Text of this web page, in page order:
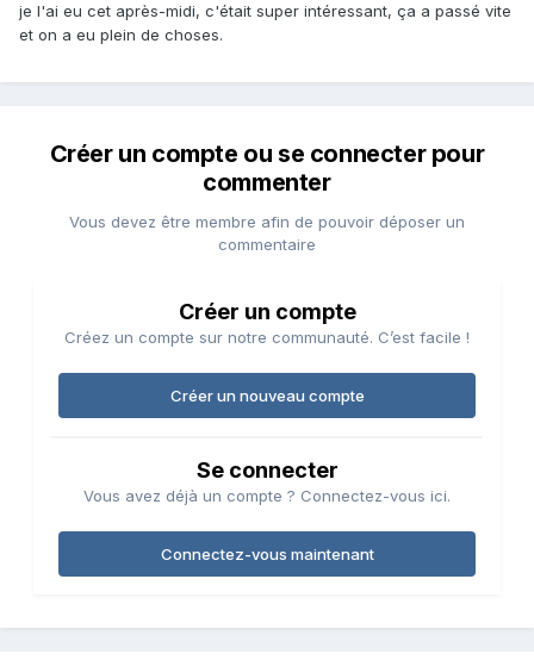
je l'ai eu cet après-midi, c'était super intéressant, ça a passé vite
et on a eu plein de choses.
Créer un compte ou se connecter pour
commenter
Vous devez être membre afin de pouvoir déposer un
commentaire
Créer un compte
Créez un compte sur notre communauté. C’est facile !
Créer un nouveau compte
Se connecter
Vous avez déjà un compte ? Connectez-vous ici.
Connectez-vous maintenant